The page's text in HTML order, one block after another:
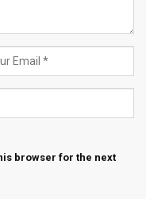
browser for the next